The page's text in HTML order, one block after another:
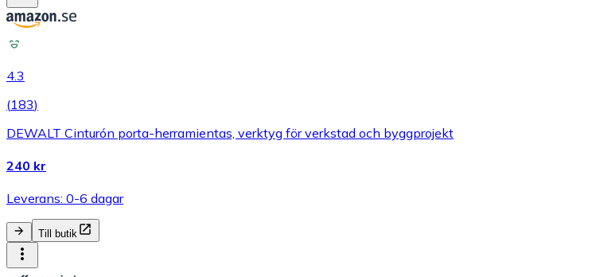
4.3
(183)
DEWALT Cinturón porta-herramientas, verktyg för verkstad och byggprojekt
240 kr
Leverans: 0-6 dagar
Till butik